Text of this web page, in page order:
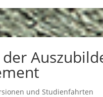
und Studienfahrten